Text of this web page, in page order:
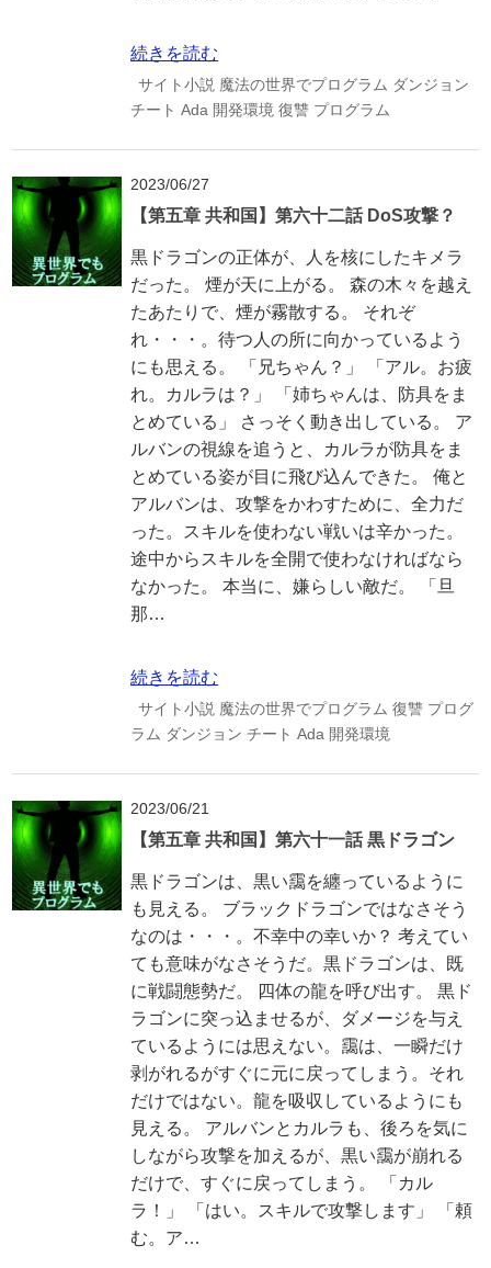
続きを読む
サイト小説 魔法の世界でプログラム ダンジョン
チート Ada 開発環境 復讐 プログラム
2023/06/27
【第五章 共和国】第六十二話 DoS攻撃？
黒ドラゴンの正体が、人を核にしたキメラ
だった。 煙が天に上がる。 森の木々を越え
たあたりで、煙が霧散する。 それぞ
れ・・・。待つ人の所に向かっているよう
にも思える。 「兄ちゃん？」 「アル。お疲
れ。カルラは？」 「姉ちゃんは、防具をま
とめている」 さっそく動き出している。 ア
ルバンの視線を追うと、カルラが防具をま
とめている姿が目に飛び込んできた。 俺と
アルバンは、攻撃をかわすために、全力だ
った。スキルを使わない戦いは辛かった。
途中からスキルを全開で使わなければなら
なかった。 本当に、嫌らしい敵だ。 「旦
那…
続きを読む
サイト小説 魔法の世界でプログラム 復讐 プログ
ラム ダンジョン チート Ada 開発環境
2023/06/21
【第五章 共和国】第六十一話 黒ドラゴン
黒ドラゴンは、黒い靄を纏っているように
も見える。 ブラックドラゴンではなさそう
なのは・・・。不幸中の幸いか？ 考えてい
ても意味がなさそうだ。黒ドラゴンは、既
に戦闘態勢だ。 四体の龍を呼び出す。 黒ド
ラゴンに突っ込ませるが、ダメージを与え
ているようには思えない。靄は、一瞬だけ
剥がれるがすぐに元に戻ってしまう。それ
だけではない。龍を吸収しているようにも
見える。 アルバンとカルラも、後ろを気に
しながら攻撃を加えるが、黒い靄が崩れる
だけで、すぐに戻ってしまう。 「カル
ラ！」 「はい。スキルで攻撃します」 「頼
む。ア…